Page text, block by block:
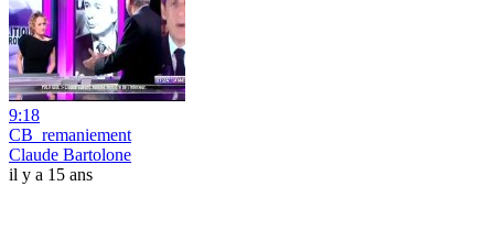
9:18
CB_remaniement
Claude Bartolone
il y a 15 ans